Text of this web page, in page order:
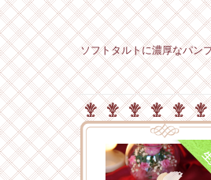
ソフトタルトに濃厚なパン